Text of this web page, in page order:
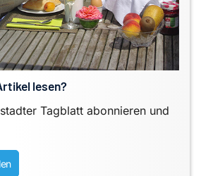
lesen?
Tagblatt abonnieren und